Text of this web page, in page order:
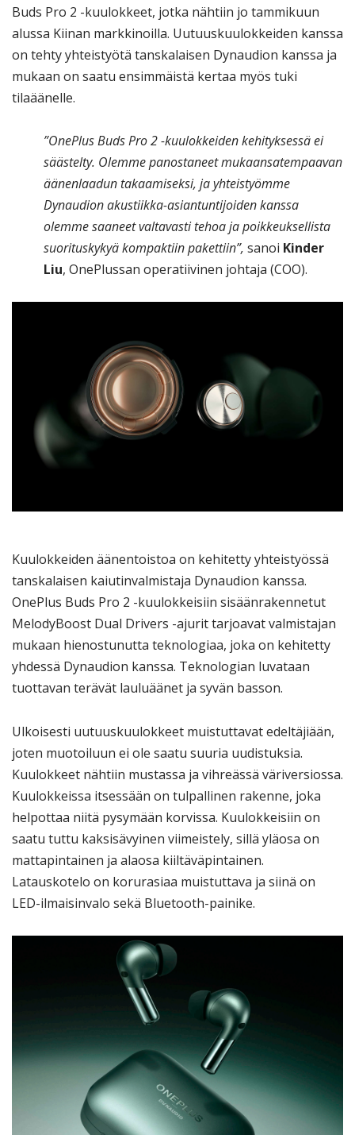
Buds Pro 2 -kuulokkeet, jotka nähtiin jo tammikuun
alussa Kiinan markkinoilla. Uutuuskuulokkeiden kanssa
on tehty yhteistyötä tanskalaisen Dynaudion kanssa ja
mukaan on saatu ensimmäistä kertaa myös tuki
tilaäänelle.
”OnePlus Buds Pro 2 -kuulokkeiden kehityksessä ei
säästelty. Olemme panostaneet mukaansatempaavan
äänenlaadun takaamiseksi, ja yhteistyömme
Dynaudion akustiikka-asiantuntijoiden kanssa
olemme saaneet valtavasti tehoa ja poikkeuksellista
suorituskykyä kompaktiin pakettiin”, sanoi Kinder
Liu, OnePlussan operatiivinen johtaja (COO).
Kuulokkeiden äänentoistoa on kehitetty yhteistyössä
tanskalaisen kaiutinvalmistaja Dynaudion kanssa.
OnePlus Buds Pro 2 -kuulokkeisiin sisäänrakennetut
MelodyBoost Dual Drivers -ajurit tarjoavat valmistajan
mukaan hienostunutta teknologiaa, joka on kehitetty
yhdessä Dynaudion kanssa. Teknologian luvataan
tuottavan terävät lauluäänet ja syvän basson.
Ulkoisesti uutuuskuulokkeet muistuttavat edeltäjiään,
joten muotoiluun ei ole saatu suuria uudistuksia.
Kuulokkeet nähtiin mustassa ja vihreässä väriversiossa.
Kuulokkeissa itsessään on tulpallinen rakenne, joka
helpottaa niitä pysymään korvissa. Kuulokkeisiin on
saatu tuttu kaksisävyinen viimeistely, sillä yläosa on
mattapintainen ja alaosa kiiltäväpintainen.
Latauskotelo on korurasiaa muistuttava ja siinä on
LED-ilmaisinvalo sekä Bluetooth-painike.